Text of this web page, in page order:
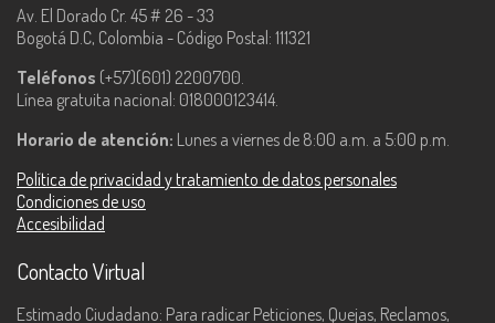
Av. El Dorado Cr. 45 # 26 - 33
Bogotá D.C, Colombia - Código Postal: 111321
Teléfonos (+57)(601) 2200700.
Línea gratuita nacional: 018000123414.
Horario de atención: Lunes a viernes de 8:00 a.m. a 5:00 p.m.
Política de privacidad y tratamiento de datos personales
Condiciones de uso
Accesibilidad
Contacto Virtual
Estimado Ciudadano: Para radicar Peticiones, Quejas, Reclamos,